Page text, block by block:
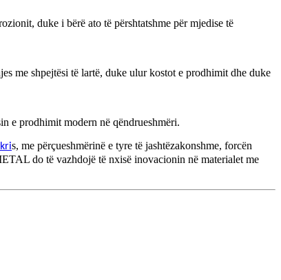
duke i bërë ato të përshtatshme për mjedise të
me shpejtësi të lartë, duke ulur kostot e prodhimit dhe duke
e prodhimit modern në qëndrueshmëri.
s, me përçueshmërinë e tyre të jashtëzakonshme, forcën
do të vazhdojë të nxisë inovacionin në materialet me